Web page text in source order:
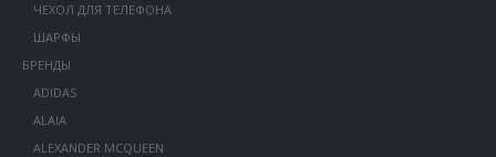
ЧЕХОЛ ДЛЯ ТЕЛЕФОНА
ШАРФЫ
БРЕНДЫ
ADIDAS
ALAIA
ALEXANDER MCQUEEN